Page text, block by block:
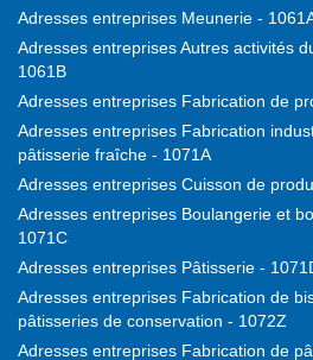
Adresses entreprises Meunerie -
Adresses entreprises Autres activités
1061B
Adresses entreprises Fabrication de
Adresses entreprises Fabrication
pâtisserie fraîche - 1071A
Adresses entreprises Cuisson de
Adresses entreprises Boulangerie et
1071C
Adresses entreprises Pâtisserie -
Adresses entreprises Fabrication de
pâtisseries de conservation - 1072Z
Adresses entreprises Fabrication de